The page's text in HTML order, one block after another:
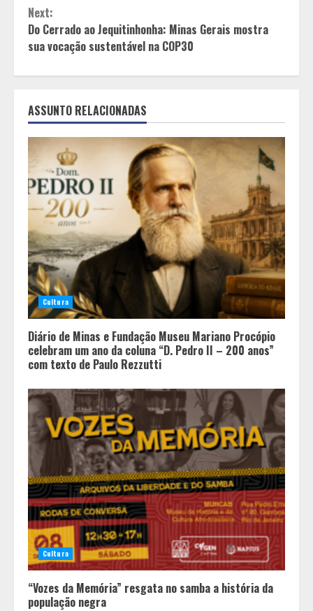
Next:
Do Cerrado ao Jequitinhonha: Minas Gerais mostra
sua vocação sustentável na COP30
ASSUNTO RELACIONADAS
Cultura
Diário de Minas e Fundação Museu Mariano Procópio
celebram um ano da coluna “D. Pedro II – 200 anos”
com texto de Paulo Rezzutti
Cultura
“Vozes da Memória” resgata no samba a história da
população negra